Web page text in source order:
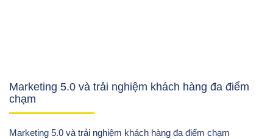
Marketing 5.0 và trải nghiệm khách hàng đa điểm
chạm
Marketing 5.0 và trải nghiệm khách hàng đa điểm chạm